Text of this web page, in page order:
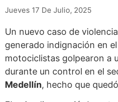
Jueves 17 De Julio, 2025
Un nuevo caso de
generado indignación en
motociclistas golpearon a
durante un control en el
Medellín, hecho que